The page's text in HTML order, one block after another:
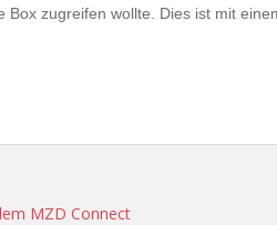
Box zugreifen wollte. Dies ist mit